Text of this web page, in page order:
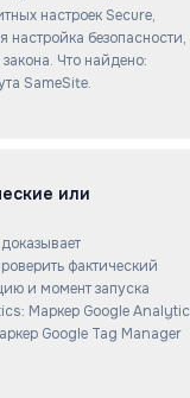
настроек Secure,
настройка безопасности,
Что найдено:
SameSite.
или
фактический
и момент запуска
Маркер Google
Google Tag Manager